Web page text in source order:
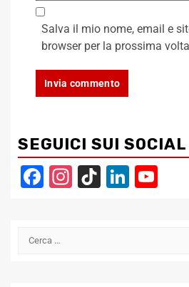
Salva il mio nome, email e
browser per la prossima
SEGUICI SUI SOCIAL
Facebook
Instagram
TikTok
Ricerca